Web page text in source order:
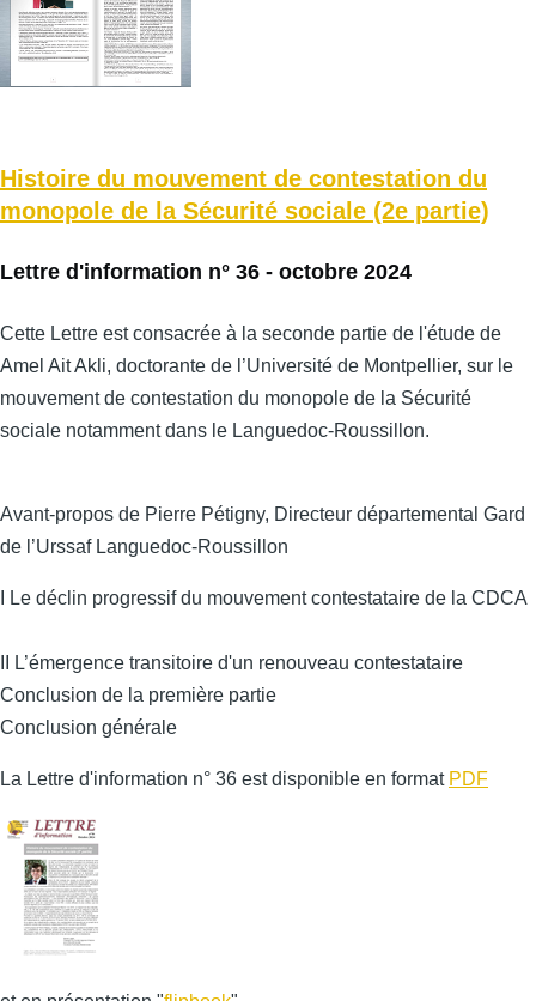
Histoire du mouvement de contestation du
monopole de la Sécurité sociale (2e partie)
Lettre d'information n° 36 - octobre 2024
Cette Lettre est consacrée à la seconde partie de l'étude de
Amel Ait Akli, doctorante de l’Université de Montpellier, sur le
mouvement de contestation du monopole de la Sécurité
sociale notamment dans le Languedoc-Roussillon.
Avant-propos de Pierre Pétigny, Directeur départemental Gard
de l’Urssaf Languedoc-Roussillon
I Le déclin progressif du mouvement contestataire de la CDCA
II L’émergence transitoire d'un renouveau contestataire
Conclusion de la première partie
Conclusion générale
La Lettre d'information n° 36 est disponible en format PDF